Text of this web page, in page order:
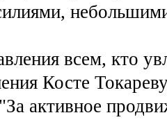
всем, кто
Косте
активное